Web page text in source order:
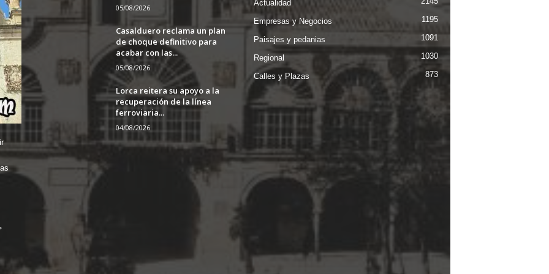
05/08/2026
Casalduero reclama un plan
de choque definitivo para
acabar con las...
05/08/2026
Lorca reitera su apoyo a la
recuperación de la línea
ferroviaria...
04/08/2026
Actualidad
Empresas y Negocios 1195
Paisajes y pedanias 1091
Regional 1030
Calles y Plazas 873